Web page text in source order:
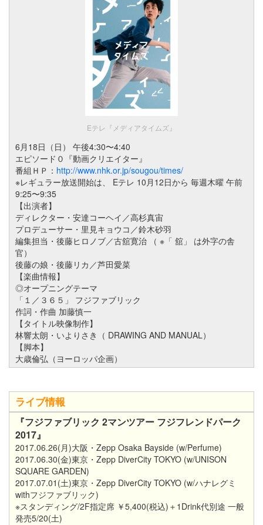
Eテレ『メディアタイムズ』
6月18日（日） 午後4:30〜4:40
エピソード０『動画クリエイター』
番組ＨＰ： http://www.nhk.or.jp/sougou/times/
※レギュラー放送開始は、 Eテレ 10月12日から 毎週木曜 午前
9:25〜9:35
【出演者】
ディレクター・安達コーヘイ／高杉真宙
プロデューサー・里見キョウコ／鈴木砂羽
編集担当・後藤ヒロノブ／古舘寛治 （ ※「 舘」 は外字の舎
官）
後藤の娘・後藤リカ／芦田愛菜
【楽曲情報】
◎オープニングテーマ
「１／３６５」 フジファブリック
作詞・作曲 加藤慎一
【タイトル映像制作】
林響太朗・いよりさき（ DRAWING AND MANUAL）
【脚本】
大歳倫弘（ヨーロッパ企画）
ライブ情報
『フジファブリック 2マンツアー フジフレンドパーク
2017』
2017.06.26(月)大阪・Zepp Osaka Bayside (w/Perfume)
2017.06.30(金)東京・Zepp DiverCity TOKYO (w/UNISON
SQUARE GARDEN)
2017.07.01(土)東京・Zepp DiverCity TOKYO (w/ハナレグミ
withフジファブリック)
※スタンディング/2F指定席 ￥5,400(税込)＋1Drink代別途 一般
発売5/20(土)